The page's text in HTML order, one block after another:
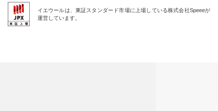
イエウールは、東証スタンダード市場に上場している株式会社Speeeが
運営しています。